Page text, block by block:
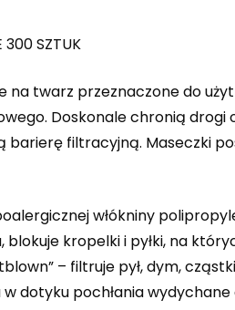
300 SZTUK
na twarz przeznaczone do
Doskonale chronią
barierę filtracyjną. Maseczki
włókniny
kropelki i pyłki, na
– filtruje pył, dym,
dotyku pochłania